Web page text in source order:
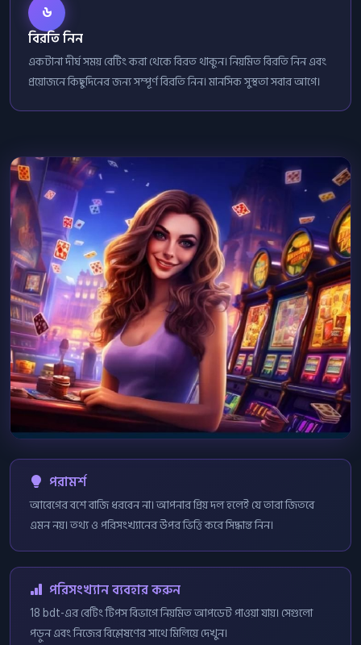
৬
বিরতি নিন
একটানা দীর্ঘ সময় বেটিং করা থেকে বিরত থাকুন। নিয়মিত বিরতি নিন এবং
প্রয়োজনে কিছুদিনের জন্য সম্পূর্ণ বিরতি নিন। মানসিক সুস্থতা সবার আগে।
পরামর্শ
আবেগের বশে বাজি ধরবেন না। আপনার প্রিয় দল হলেই যে তারা জিতবে
এমন নয়। তথ্য ও পরিসংখ্যানের উপর ভিত্তি করে সিদ্ধান্ত নিন।
পরিসংখ্যান ব্যবহার করুন
18 bdt-এর বেটিং টিপস বিভাগে নিয়মিত আপডেট পাওয়া যায়। সেগুলো
পড়ুন এবং নিজের বিশ্লেষণের সাথে মিলিয়ে দেখুন।